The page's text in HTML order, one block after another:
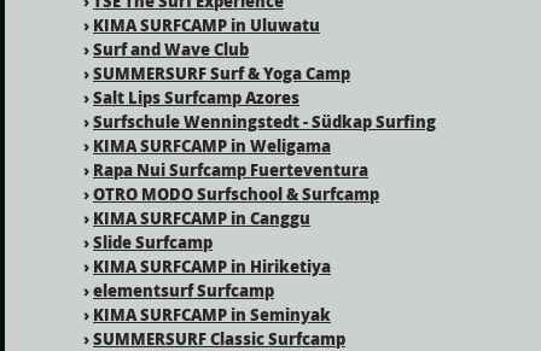
› KIMA SURFCAMP in Uluwatu
›Surf and Wave Club
›SUMMERSURF Surf & Yoga Camp
›Salt Lips Surfcamp Azores
›Surfschule Wenningstedt - Südkap Surfing
› KIMA SURFCAMP in Weligama
› Rapa Nui Surfcamp Fuerteventura
›OTRO MODO Surfschool & Surfcamp
› KIMA SURFCAMP in Canggu
›Slide Surfcamp
› KIMA SURFCAMP in Hiriketiya
›elementsurf Surfcamp
› KIMA SURFCAMP in Seminyak
›SUMMERSURF Classic Surfcamp